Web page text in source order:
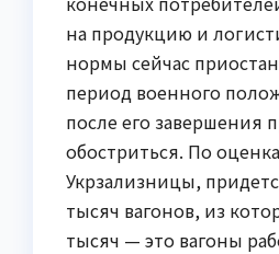
на продукцию и
нормы сейчас
период военного
после его завершения
обостриться. По
Укрзализницы,
тысяч вагонов, из
тысяч — это вагоны